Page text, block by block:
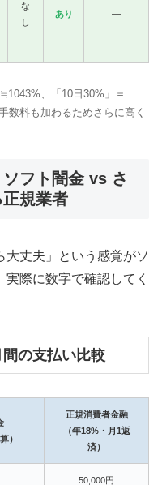
な
し
あり —
、「10日30%」＝
数料も加わるためさらに高く
フト闇金 vs さ
規業者
大丈夫」という感覚がソ
際に数字で確認してく
間の支払い比較
）
正規消費者金融
（年18%・月1返
済）
50,000円